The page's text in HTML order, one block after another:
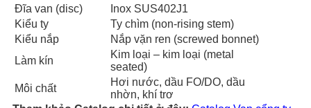
Đĩa van (disc)
Inox SUS402J1
Kiểu ty
Ty chìm (non-rising stem)
Kiểu nắp
Nắp vặn ren (screwed bonnet)
Làm kín
Kim loại – kim loại (metal
seated)
Môi chất
Hơi nước, dầu FO/DO, dầu
nhờn, khí trơ